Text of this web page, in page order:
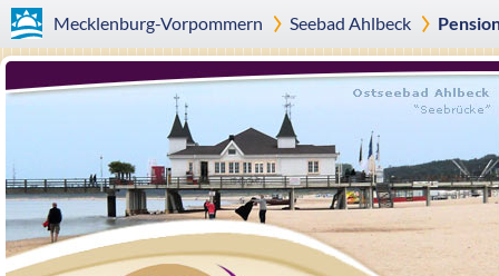
Mecklenburg-Vorpommern Seebad Ahlbeck